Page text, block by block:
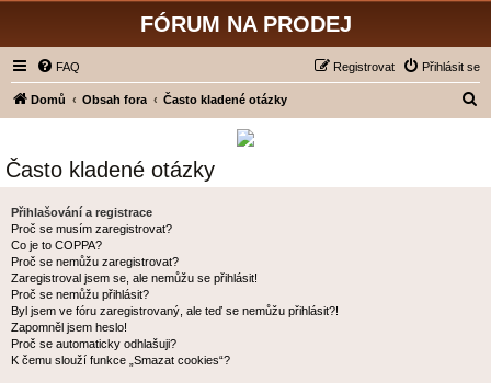
FÓRUM NA PRODEJ
FAQ Přihlásit se
Registrovat
Domů Obsah fora Často kladené otázky
Často kladené otázky
Přihlašování a registrace
Proč se musím zaregistrovat?
Co je to COPPA?
Proč se nemůžu zaregistrovat?
Zaregistroval jsem se, ale nemůžu se přihlásit!
Proč se nemůžu přihlásit?
Byl jsem ve fóru zaregistrovaný, ale teď se nemůžu přihlásit?!
Zapomněl jsem heslo!
Proč se automaticky odhlašuji?
K čemu slouží funkce „Smazat cookies“?